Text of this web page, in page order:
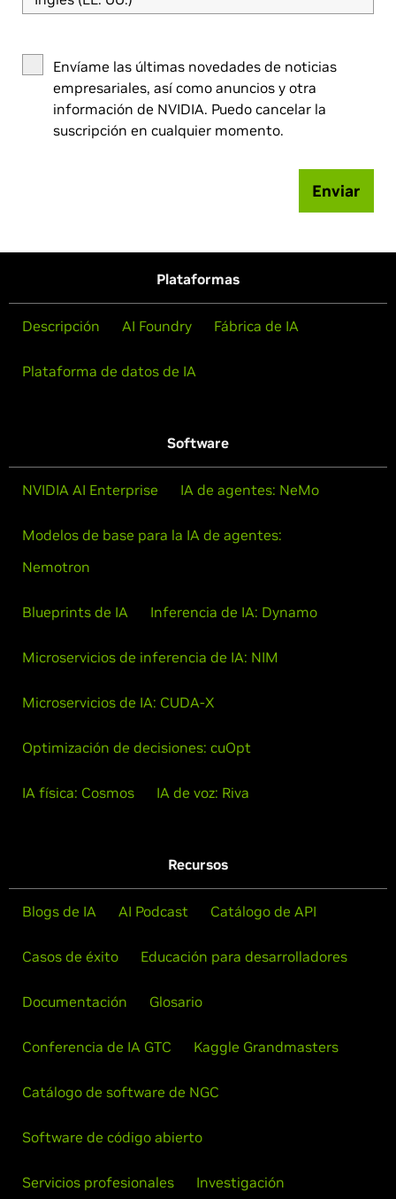
Envíame las últimas novedades de noticias
empresariales, así como anuncios y otra
información de NVIDIA. Puedo cancelar la
suscripción en cualquier momento.
Enviar
Plataformas
Descripción AI Foundry Fábrica de IA
Plataforma de datos de IA
Software
NVIDIA AI Enterprise IA de agentes: NeMo
Modelos de base para la IA de agentes:
Nemotron
Blueprints de IA Inferencia de IA: Dynamo
Microservicios de inferencia de IA: NIM
Microservicios de IA: CUDA-X
Optimización de decisiones: cuOpt
IA física: Cosmos IA de voz: Riva
Recursos
Blogs de IA AI Podcast Catálogo de API
Casos de éxito Educación para desarrolladores
Documentación Glosario
Conferencia de IA GTC Kaggle Grandmasters
Catálogo de software de NGC
Software de código abierto
Servicios profesionales Investigación